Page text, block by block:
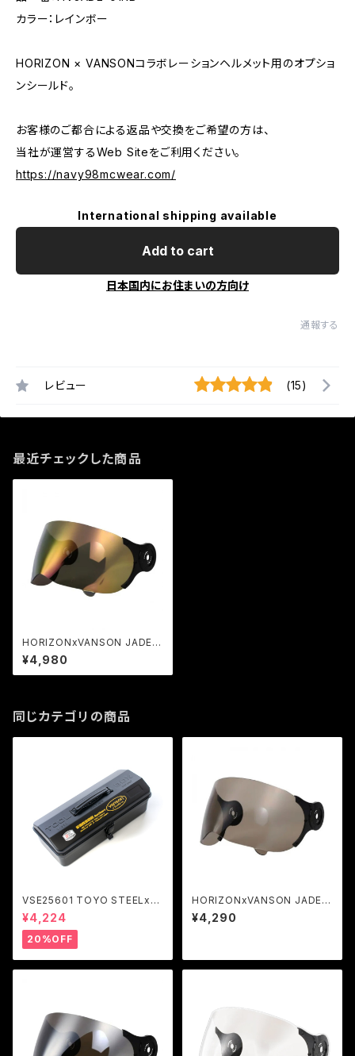
カラー：レインボー
HORIZON × VANSONコラボレーションヘルメット用のオプショ
ンシールド。
お客様のご都合による返品や交換をご希望の方は、
当社が運営するWeb Siteをご利用ください。
https://navy98mcwear.com/
International shipping available
Add to cart
日本国内にお住まいの方向け
通報する
レビュー (15)
最近チェックした商品
HORIZONxVANSON JADE専
用レインボーシールド
¥4,980
同じカテゴリの商品
VSE25601 TOYO STEELxV
ANSON ツールボックス Y-35
0
¥4,224
20%OFF
HORIZONxVANSON JADE専
用スモークシールド
¥4,290